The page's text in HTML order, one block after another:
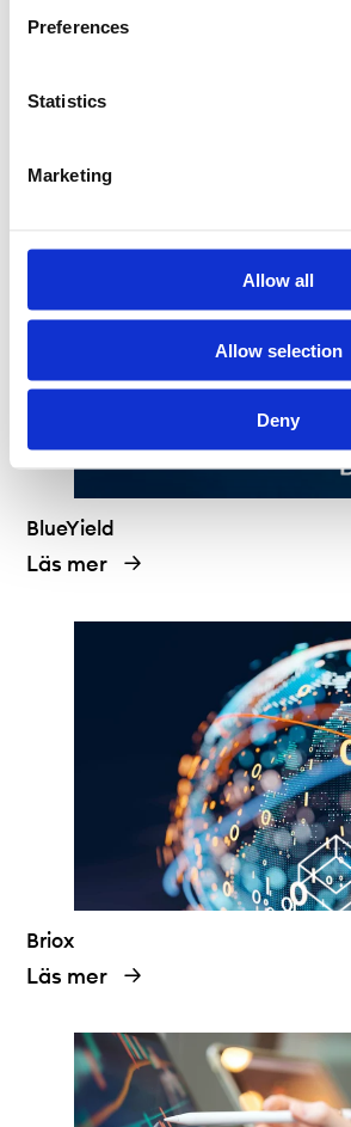
Preferences
Statistics
Marketing
Allow all
Allow selection
Deny
BlueYield
Läs mer
Briox
Läs mer